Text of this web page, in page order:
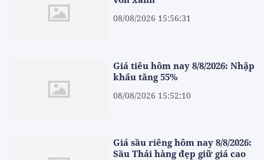
08/08/2026 15:56:31
Giá tiêu hôm nay 8/8/2026: Nhập
khẩu tăng 55%
08/08/2026 15:52:10
Giá sầu riêng hôm nay 8/8/2026:
Sầu Thái hàng đẹp giữ giá cao